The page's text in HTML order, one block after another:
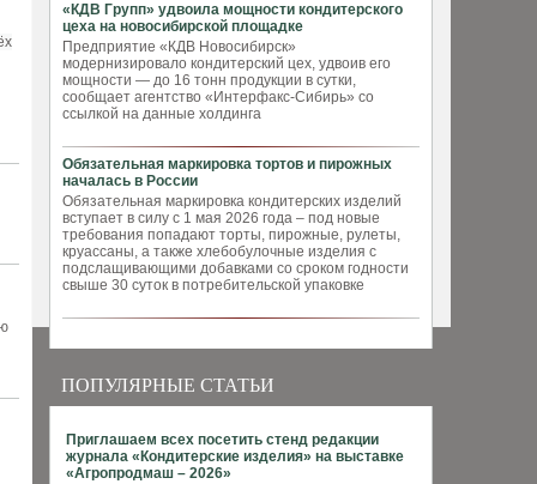
«КДВ Групп» удвоила мощности кондитерского
цеха на новосибирской площадке
Предприятие «КДВ Новосибирск»
модернизировало кондитерский цех, удвоив его
мощности — до 16 тонн продукции в сутки,
сообщает агентство «Интерфакс-Сибирь» со
ссылкой на данные холдинга
Обязательная маркировка тортов и пирожных
началась в России
Обязательная маркировка кондитерских изделий
вступает в силу с 1 мая 2026 года – под новые
требования попадают торты, пирожные, рулеты,
круассаны, а также хлебобулочные изделия с
подслащивающими добавками со сроком годности
свыше 30 суток в потребительской упаковке
ПОПУЛЯРНЫЕ СТАТЬИ
Приглашаем всех посетить стенд редакции
журнала «Кондитерские изделия» на выставке
«Агропродмаш – 2026»